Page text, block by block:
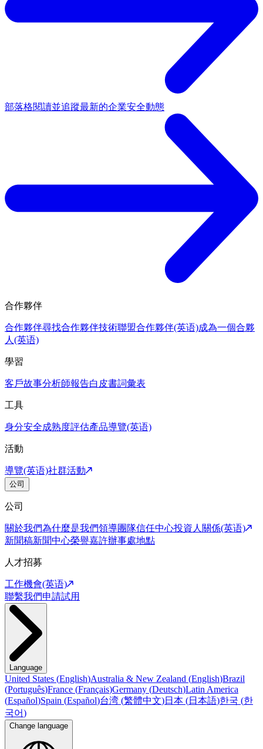
部落格閱讀並追蹤最新的企業安全動態
合作夥伴
合作夥伴尋找合作夥伴技術聯盟合作夥伴(英语)成為一個合夥
人(英语)
學習
客戶故事分析師報告白皮書詞彙表
工具
身分安全成熟度評估產品導覽(英语)
活動
導覽(英语)社群活動
公司
公司
關於我們為什麼是我們領導團隊信任中心投資人關係(英语)
新聞稿新聞中心榮譽嘉許辦事處地點
人才招募
工作機會(英语)
聯繫我們申請試用
Language
United States (English)Australia & New Zealand (English)Brazil
(Português)France (Français)Germany (Deutsch)Latin America
(Español)Spain (Español)台湾 (繁體中文)日本 (日本語)한국 (한
국어)
Change language